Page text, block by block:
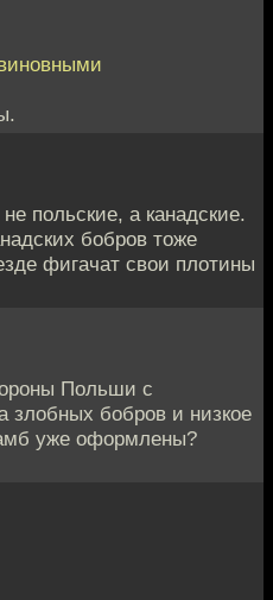
польские, а канадские.
бобров тоже
фигачат свои плотины
Польши с
злобных бобров и низкое
уже оформлены?